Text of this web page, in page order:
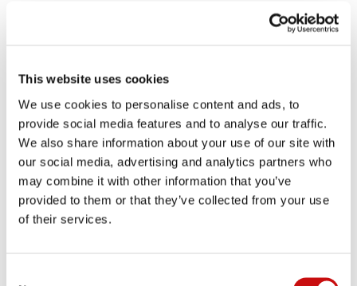
This website uses cookies
We use cookies to personalise content and ads, to
provide social media features and to analyse our traffic.
We also share information about your use of our site with
our social media, advertising and analytics partners who
may combine it with other information that you’ve
provided to them or that they’ve collected from your use
of their services.
This is what the hiking guests say:
Stockalperweg
50 Google Bewertungen